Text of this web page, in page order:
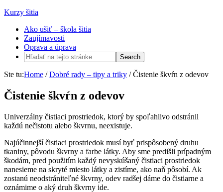
Kurzy šitia
Ako ušiť – škola šitia
Zaujímavosti
Oprava a úprava
Ste tu:Home / Dobré rady – tipy a triky /Čistenie škvŕn z odevov
Čistenie škvŕn z odevov
Univerzálny čistiaci prostriedok, ktorý by spoľahlivo odstránil
každú nečistotu alebo škvrnu, neexistuje.
Najúčinnejší čistiaci prostriedok musí byť prispôsobený druhu
tkaniny, pôvodu škvrny a farbe látky. Aby sme predišli prípadným
škodám, pred použitím každý nevyskúšaný čistiaci prostriedok
nanesieme na skryté miesto látky a zistíme, ako naň pôsobí. Ak
zostanú neodstrániteľné škvrny, odev radšej dáme do čistiarne a
oznámime o aký druh škvrny ide.